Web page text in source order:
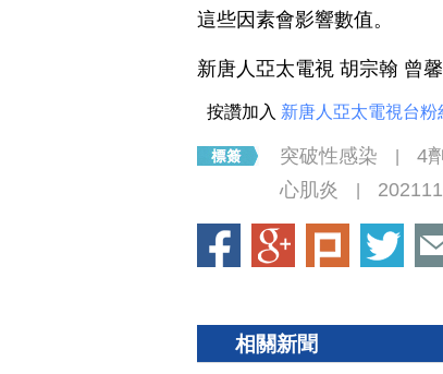
這些因素會影響數值。
新唐人亞太電視 胡宗翰 曾
按讚加入 新唐人亞太電視台粉
突破性感染 4劑
心肌炎
相關新聞